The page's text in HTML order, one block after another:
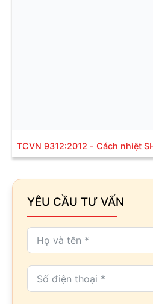
TCVN 9312:2012 - Cách nhiệt
YÊU CẦU TƯ VẤN